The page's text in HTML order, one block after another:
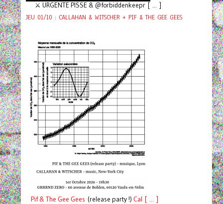
⚔️ URGENTE PISSE & @forbiddenkeepr [ ... ]
JEU 01/10 : CALLAHAN & WITSCHER + PIF & THE GEE GEES
Pif& The Gee Gees (release party !) Cal [ ... ]